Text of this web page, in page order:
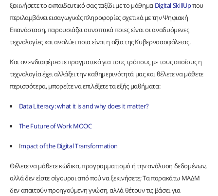
ξεκινήσετε το εκπαιδευτικό σας ταξίδι με το μάθημα Digital SkillUpπου
περιλαμβάνει εισαγωγικές πληροφορίες σχετικά με την Ψηφιακή
Επανάσταση, παρουσιάζει συνοπτικά ποιες είναι οι αναδυόμενες
τεχνολογίες και αναλύει ποια είναι η αξία της Κυβερνοασφάλειας.
Και αν ενδιαφέρεστε πραγματικά για τους τρόπους με τους οποίους η
τεχνολογία έχει αλλάξει την καθημερινότητά μας και θέλετε να μάθετε
περισσότερα, μπορείτε να επιλέξετε τα εξής μαθήματα:
Data Literacy: what it is and why does it matter?
The Future of Work MOOC
Impact of the Digital Transformation
Θέλετε να μάθετε κώδικα, προγραμματισμό ή την ανάλυση δεδομένων,
αλλά δεν είστε σίγουροι από πού να ξεκινήσετε; Τα παρακάτω ΜΑΔΜ
δεν απαιτούν προηγούμενη γνώση, αλλά θέτουν τις βάσει για